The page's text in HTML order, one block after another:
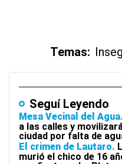
Temas:
Seguí Leyendo
Mesa Vecinal del Agua
a las calles y
ciudad por falta de
El crimen de Lautaro
murió el chico de 16